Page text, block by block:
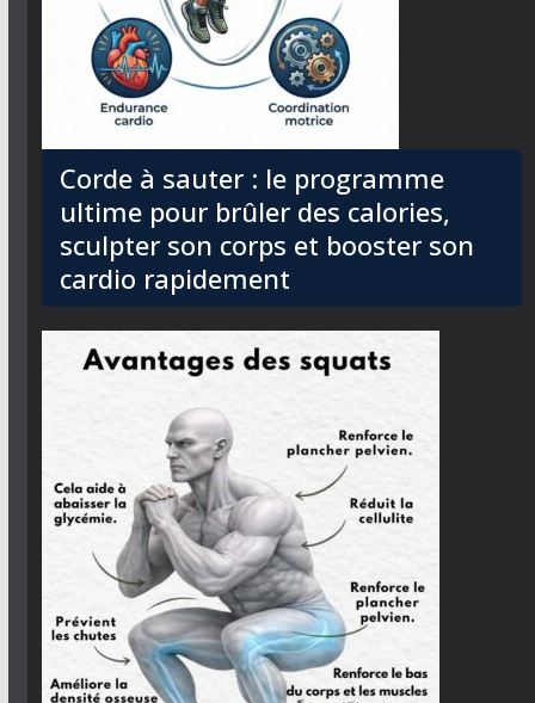
Corde à sauter : le programme
ultime pour brûler des calories,
sculpter son corps et booster son
cardio rapidement